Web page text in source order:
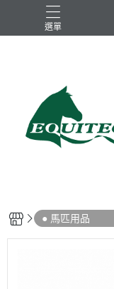
選單
兒童比賽馬褲
男用比賽衫
● 馬匹用品